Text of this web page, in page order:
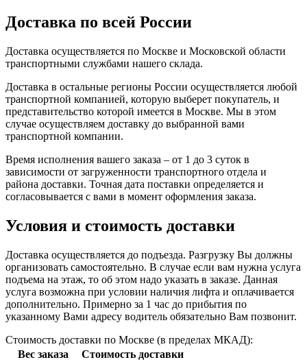
Доставка по всей России
Доставка осуществляется по Москве и Московской области
транспортными службами нашего склада.
Доставка в остальные регионы России осуществляется любой
транспортной компанией, которую выберет покупатель, и
представительство которой имеется в Москве. Мы в этом
случае осуществляем доставку до выбранной вами
транспортной компании.
Время исполнения вашего заказа – от 1 до 3 суток в
зависимости от загруженности транспортного отдела и
района доставки. Точная дата поставки определяется и
согласовывается с вами в момент оформления заказа.
Условия и стоимость доставки
Доставка осуществляется до подъезда. Разгрузку Вы должны
организовать самостоятельно. В случае если вам нужна услуга
подъема на этаж, то об этом надо указать в заказе. Данная
услуга возможна при условии наличия лифта и оплачивается
дополнительно. Примерно за 1 час до прибытия по
указанному Вами адресу водитель обязательно Вам позвонит.
Стоимость доставки по Москве (в пределах МКАД):
Вес заказа
Стоимость доставки